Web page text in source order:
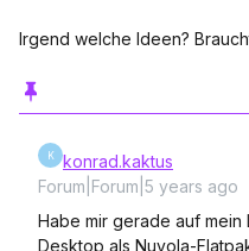
Irgend welche Ideen?
K
konrad.kaktus
Forum|Forum|5 years ago
Habe mir gerade auf mein
Desktop als Nuvola-